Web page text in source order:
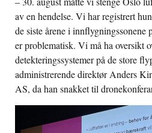
av en hendelse. Vi har registrert
de siste årene i innflygningssonene
er problematisk. Vi må ha oversikt
detekteringssystemer på de store
administrerende direktør Anders
AS, da han snakket til